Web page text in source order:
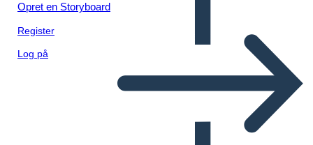
Opret en Storyboard
Register
Log på